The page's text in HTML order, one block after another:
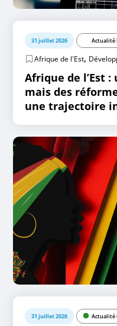
31 juillet 2026 Actualité
Afrique de l'Est,
Afrique de l’Est
mais des
une trajectoire
31 juillet 2026 Actualité